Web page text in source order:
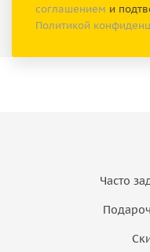
соглашением и
Политикой
Часто